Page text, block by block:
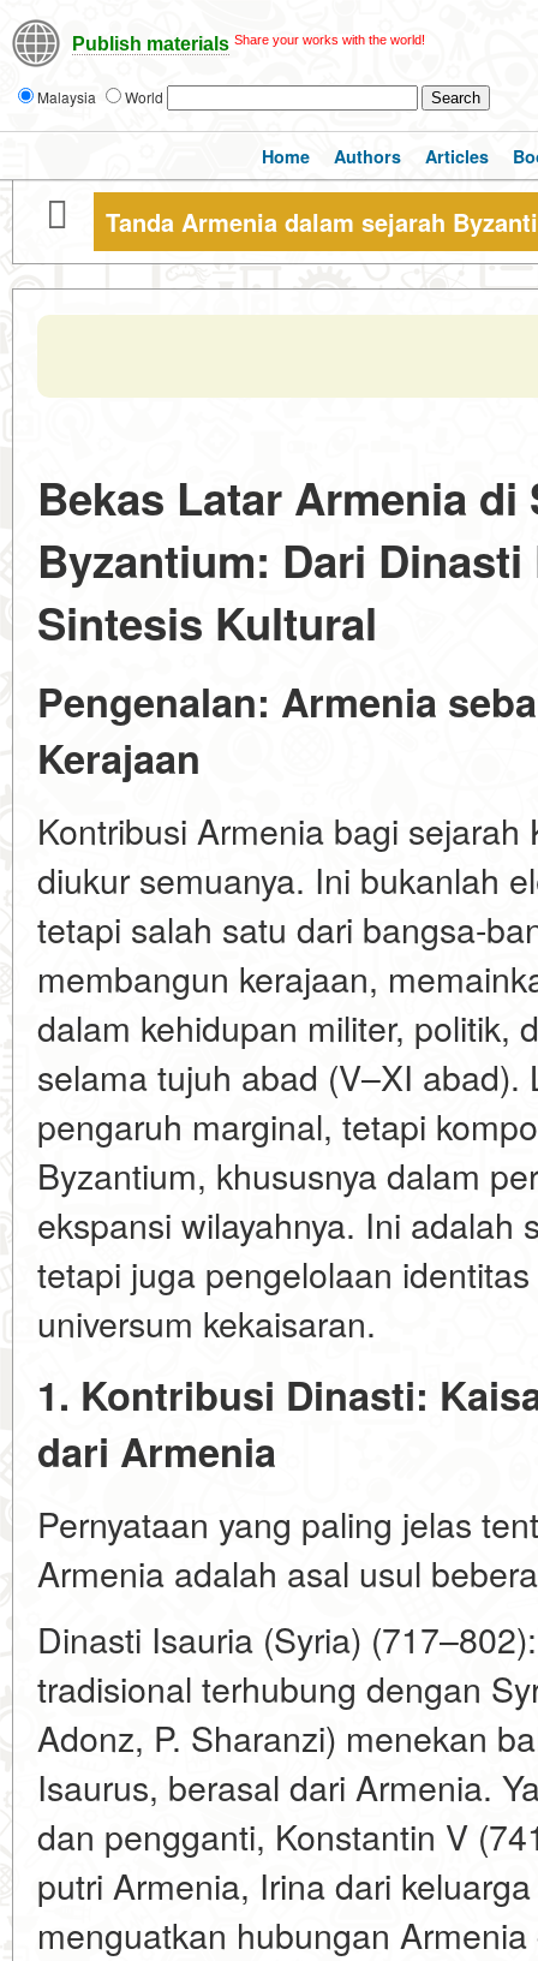
Publish materials Share your works with the world!
Malaysia World
Home Authors Articles
Tanda Armenia dalam sejarah
Bekas Latar Armenia di
Byzantium: Dari
Sintesis Kultural
Pengenalan: Armenia
Kerajaan
Kontribusi Armenia bagi
diukur semuanya. Ini bukanlah
tetapi salah satu dari bangsa-
membangun kerajaan,
dalam kehidupan militer, politik,
selama tujuh abad (V–XI
pengaruh marginal, tetapi
Byzantium, khususnya dalam
ekspansi wilayahnya. Ini adalah
tetapi juga pengelolaan
universum kekaisaran.
1. Kontribusi Dinasti:
dari Armenia
Pernyataan yang paling jelas
Armenia adalah asal usul
Dinasti Isauria (Syria)
tradisional terhubung dengan
Adonz, P. Sharanzi) menekan
Isaurus, berasal dari Armenia.
dan pengganti, Konstantin V
putri Armenia, Irina dari
menguatkan hubungan